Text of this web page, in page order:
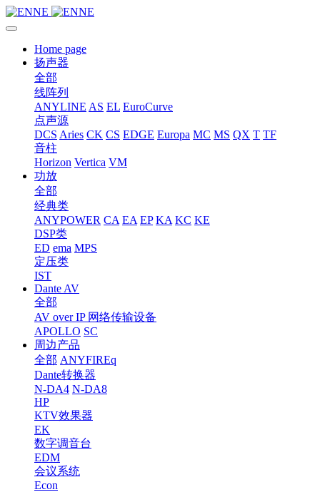
Home page
扬声器
全部
线阵列
ANYLINE AS EL EuroCurve
点声源
DCS Aries CK CS EDGE Europa MC MS QX T TF
音柱
Horizon Vertica VM
功放
全部
经典类
ANYPOWER CA EA EP KA KC KE
DSP类
ED ema MPS
定压类
IST
Dante AV
全部
AV over IP 网络传输设备
APOLLO SC
周边产品
全部 ANYFIREq
Dante转换器
N-DA4 N-DA8
HP
KTV效果器
EK
数字调音台
EDM
会议系统
Econ